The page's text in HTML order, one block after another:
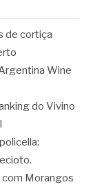
de cortiça
Wine
do Vivino
com Morangos